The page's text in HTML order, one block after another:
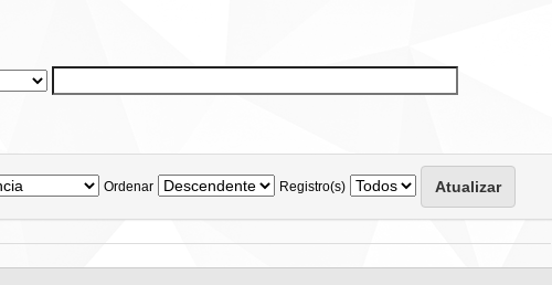
Ordenar Registro(s)